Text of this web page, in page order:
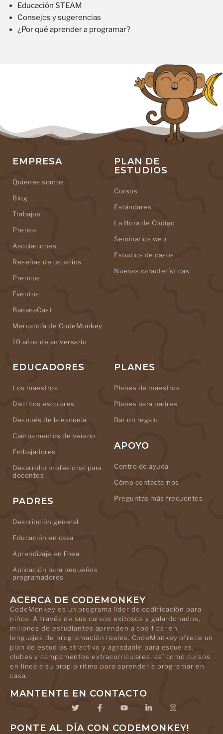
Educación STEAM
Consejos y sugerencias
¿Por qué aprender a programar?
EMPRESA
Quiénes somos
Blog
Trabajos
Prensa
Asociaciones
Reseñas de usuarios
Premios
Eventos
BananaCast
Mercancía de CodeMonkey
10 años de aniversario
PLAN DE
ESTUDIOS
Cursos
Estándares
La Hora de Código
Seminarios web
Estudios de casos
Nuevas características
EDUCADORES
Los maestros
Distritos escolares
Después de la escuela
Campamentos de verano
Embajadores
Desarrollo profesional para
docentes
PADRES
Descripción general
Educación en casa
Aprendizaje en línea
Aplicación para pequeños
programadores
PLANES
Planes de maestros
Planes para padres
Dar un regalo
APOYO
Centro de ayuda
Cómo contactarnos
Preguntas más frecuentes
ACERCA DE CODEMONKEY
CodeMonkey es un programa líder de codificación para
niños. A través de sus cursos exitosos y galardonados,
millones de estudiantes aprenden a codificar en
lenguajes de programación reales. CodeMonkey ofrece un
plan de estudios atractivo y agradable para escuelas,
clubes y campamentos extracurriculares, así como cursos
en línea a su propio ritmo para aprender a programar en
casa.
MANTENTE EN CONTACTO
PONTE AL DÍA CON CODEMONKEY!